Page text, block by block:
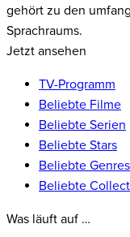
gehört zu den
Sprachraums.
Jetzt ansehen
TV-Programm
Beliebte Filme
Beliebte Serien
Beliebte Stars
Beliebte Genres
Beliebte
Was läuft auf …